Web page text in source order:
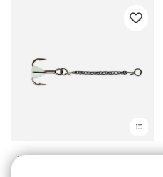
Treble Dropper Chain